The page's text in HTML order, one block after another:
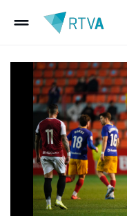
drag_handle